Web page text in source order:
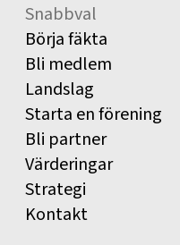
Snabbval
Börja fäkta
Bli medlem
Landslag
Starta en förening
Bli partner
Värderingar
Strategi
Kontakt